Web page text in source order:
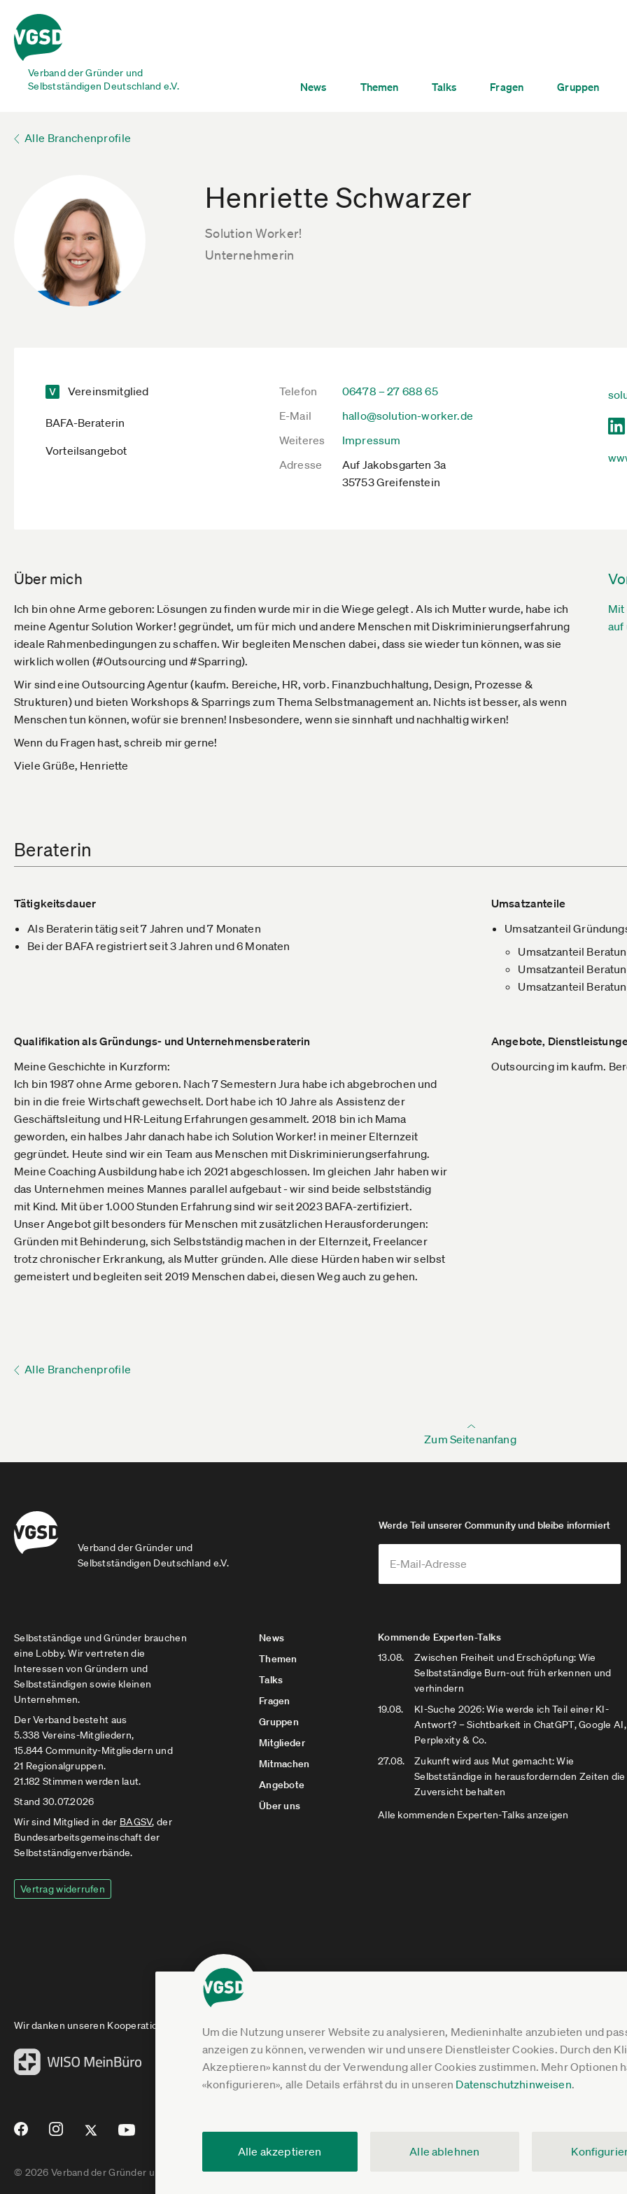
Verband der Gründer und
Selbstständigen Deutschland e.V.
News Themen Talks Fragen Gruppen
Um die Nutzung unserer Website zu analysieren, Medieninhalte anzubieten und
anzeigen zu können, verwenden wir und unsere Dienstleister Cookies. Durch den
Akzeptieren» kannst du der Verwendung aller Cookies zustimmen. Mehr Optionen
«konfigurieren», alle Details erfährst du in unseren Datenschutzhinweisen.
Alle akzeptieren Alle ablehnen
Alle Branchenprofile
Henriette Schwarzer
Solution Worker!
Unternehmerin
Vereinsmitglied
BAFA-Beraterin
Vorteilsangebot
Telefon
06478 – 27 688 65
E-Mail
hallo@solution-worker.de
Weiteres
Impressum
Adresse
Auf Jakobsgarten 3a
35753 Greifenstein
Über mich
Ich bin ohne Arme geboren: Lösungen zu finden wurde mir in die Wiege gelegt . Als ich Mutter wurde, habe ich
meine Agentur Solution Worker! gegründet, um für mich und andere Menschen mit Diskriminierungserfahrung
ideale Rahmenbedingungen zu schaffen. Wir begleiten Menschen dabei, dass sie wieder tun können, was sie
wirklich wollen (#Outsourcing und #Sparring).
Wir sind eine Outsourcing Agentur (kaufm. Bereiche, HR, vorb. Finanzbuchhaltung, Design, Prozesse &
Strukturen) und bieten Workshops & Sparrings zum Thema Selbstmanagement an. Nichts ist besser, als wenn
Menschen tun können, wofür sie brennen! Insbesondere, wenn sie sinnhaft und nachhaltig wirken!
Wenn du Fragen hast, schreib mir gerne!
Viele Grüße, Henriette
Mit
auf
Beraterin
Tätigkeitsdauer
Als Beraterin tätig seit 7 Jahren und 7 Monaten
Bei der BAFA registriert seit 3 Jahren und 6 Monaten
Umsatzanteile
Umsatzanteil
Umsatzanteil
Umsatzanteil
Umsatzanteil
Qualifikation als Gründungs- und Unternehmensberaterin
Meine Geschichte in Kurzform:
Ich bin 1987 ohne Arme geboren. Nach 7 Semestern Jura habe ich abgebrochen und
bin in die freie Wirtschaft gewechselt. Dort habe ich 10 Jahre als Assistenz der
Geschäftsleitung und HR-Leitung Erfahrungen gesammelt. 2018 bin ich Mama
geworden, ein halbes Jahr danach habe ich Solution Worker! in meiner Elternzeit
gegründet. Heute sind wir ein Team aus Menschen mit Diskriminierungserfahrung.
Meine Coaching Ausbildung habe ich 2021 abgeschlossen. Im gleichen Jahr haben wir
das Unternehmen meines Mannes parallel aufgebaut - wir sind beide selbstständig
mit Kind. Mit über 1.000 Stunden Erfahrung sind wir seit 2023 BAFA-zertifiziert.
Unser Angebot gilt besonders für Menschen mit zusätzlichen Herausforderungen:
Gründen mit Behinderung, sich Selbstständig machen in der Elternzeit, Freelancer
trotz chronischer Erkrankung, als Mutter gründen. Alle diese Hürden haben wir selbst
gemeistert und begleiten seit 2019 Menschen dabei, diesen Weg auch zu gehen.
Angebote,
Outsourcing im kaufm.
Alle Branchenprofile
Zum Seitenanfang
Verband der Gründer und
Selbstständigen Deutschland e.V.
Werde Teil unserer Community und bleibe informiert
Selbstständige und Gründer brauchen
eine Lobby. Wir vertreten die
Interessen von Gründern und
Selbstständigen sowie kleinen
Unternehmen.
Der Verband besteht aus
5.338 Vereins-Mitgliedern,
15.844 Community-Mitgliedern und
21 Regionalgruppen.
21.182 Stimmen werden laut.
Stand 30.07.2026
Wir sind Mitglied in der BAGSV, der
Bundesarbeitsgemeinschaft der
Selbstständigenverbände.
Vertrag widerrufen
News
Themen
Talks
Fragen
Gruppen
Mitglieder
Mitmachen
Angebote
Über uns
Kommende Experten-Talks
13.08.
Zwischen Freiheit und Erschöpfung: Wie
Selbstständige Burn-out früh erkennen und
verhindern
19.08.
KI-Suche 2026: Wie werde ich Teil einer KI-
Antwort? – Sichtbarkeit in ChatGPT, Google AI,
Perplexity & Co.
27.08.
Zukunft wird aus Mut gemacht: Wie
Selbstständige in herausfordernden Zeiten die
Zuversicht behalten
Alle kommenden Experten-Talks anzeigen
Wir danken unseren Kooperationspartnern
© 2026 Verband der Gründer und Selbstständigen Deutschland e.V.